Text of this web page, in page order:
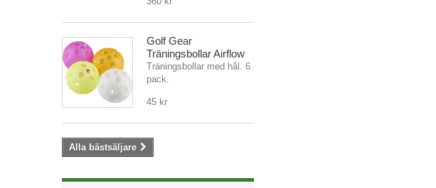
Golf Gear
Träningsbollar Airflow
Träningsbollar med hål. 6
pack.
45 kr
Alla bästsäljare